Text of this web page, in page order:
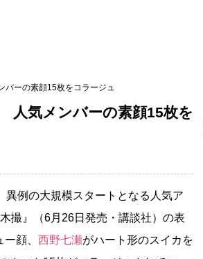
バーの素顔15枚をコラージュ
人気メンバーの素顔15枚を
例の大規模スタートとなる人気ア
撮』（6月26日発売・講談社）の表
顔、 西野七瀬がハート形のスイカを